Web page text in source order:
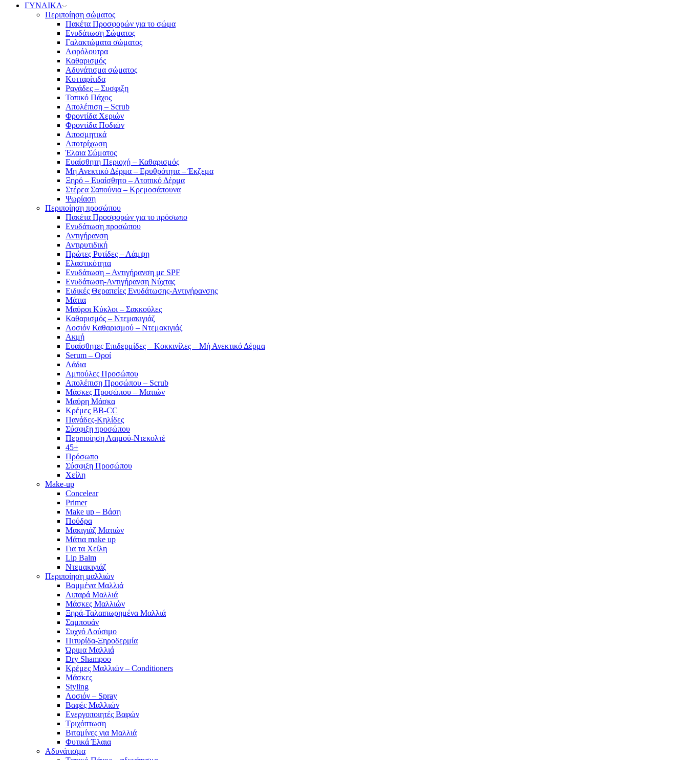
ΓΥΝΑΙΚΑ
Περιποίηση σώματος
Πακέτα Προσφορών για το σώμα
Ενυδάτωση Σώματος
Γαλακτώματα σώματος
Αφρόλουτρα
Καθαρισμός
Αδυνάτισμα σώματος
Κυτταρίτιδα
Ραγάδες – Συσφιξη
Τοπικό Πάχος
Απολέπιση – Scrub
Φροντίδα Χεριών
Φροντίδα Ποδιών
Αποσμητικά
Αποτρίχωση
Έλαια Σώματος
Ευαίσθητη Περιοχή – Καθαρισμός
Μη Ανεκτικό Δέρμα – Ερυθρότητα – Έκζεμα
Ξηρό – Ευαίσθητο – Ατοπικό Δέρμα
Στέρεα Σαπούνια – Κρεμοσάπουνα
Ψωρίαση
Περιποίηση προσώπου
Πακέτα Προσφορών για το πρόσωπο
Ενυδάτωση προσώπου
Αντιγήρανση
Αντιρυτιδική
Πρώτες Ρυτίδες – Λάμψη
Ελαστικότητα
Ενυδάτωση – Αντιγήρανση με SPF
Ενυδάτωση-Αντιγήρανση Νύχτας
Ειδικές Θεραπείες Ενυδάτωσης-Αντιγήρανσης
Μάτια
Μαύροι Κύκλοι – Σακκούλες
Καθαρισμός – Ντεμακιγιάζ
Λοσιόν Καθαρισμού – Ντεμακιγιάζ
Ακμή
Ευαίσθητες Επιδερμίδες – Κοκκινίλες – Μή Ανεκτικό Δέρμα
Serum – Οροί
Λάδια
Αμπούλες Προσώπου
Απολέπιση Προσώπου – Scrub
Μάσκες Προσώπου – Ματιών
Μαύρη Μάσκα
Κρέμες BB-CC
Πανάδες-Κηλίδες
Σύσφιξη προσώπου
Περιποίηση Λαιμού-Ντεκολτέ
45+
Πρόσωπο
Σύσφιξη Προσώπου
Χείλη
Make-up
Concelear
Primer
Make up – Βάση
Πούδρα
Μακιγιάζ Ματιών
Μάτια make up
Για τα Χείλη
Lip Balm
Ντεμακιγιάζ
Περιποίηση μαλλιών
Βαμμένα Μαλλιά
Λιπαρά Μαλλιά
Μάσκες Μαλλιών
Ξηρά-Ταλαιπωρημένα Μαλλιά
Σαμπουάν
Συχνό Λούσιμο
Πιτυρίδα-Ξηροδερμία
Ώριμα Μαλλιά
Dry Shampoo
Κρέμες Μαλλιών – Conditioners
Μάσκες
Styling
Λοσιόν – Spray
Βαφές Μαλλιών
Ενεργοποιητές Βαφών
Τριχόπτωση
Βιταμίνες για Μαλλιά
Φυτικά Έλαια
Αδυνάτισμα